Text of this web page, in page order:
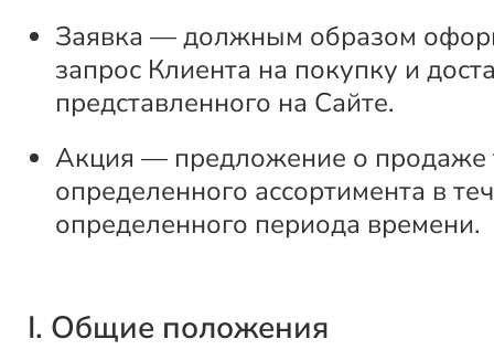
Заявка — должным образом
запрос Клиента на покупку и
представленного на Сайте.
Акция — предложение о продаже
определенного ассортимента в
определенного периода времени.
I. Общие положения